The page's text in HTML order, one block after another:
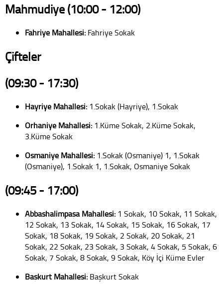
Mahmudiye (10:00 - 12:00)
Fahriye Mahallesi: Fahriye Sokak
Çifteler
(09:30 - 17:30)
Hayriye Mahallesi: 1.Sokak (Hayriye), 1.Sokak
Orhaniye Mahallesi: 1.Küme Sokak, 2.Küme Sokak,
3.Küme Sokak
Osmaniye Mahallesi: 1.Sokak (Osmaniye) 1, 1.Sokak
(Osmaniye), 1.Sokak 1, 1.Sokak, Osmaniye Sokak
(09:45 - 17:00)
Abbashalimpaşa Mahallesi: 1 Sokak, 10 Sokak, 11 Sokak,
12 Sokak, 13 Sokak, 14 Sokak, 15 Sokak, 16 Sokak, 17
Sokak, 18 Sokak, 19 Sokak, 2 Sokak, 20 Sokak, 21
Sokak, 22 Sokak, 23 Sokak, 3 Sokak, 4 Sokak, 5 Sokak, 6
Sokak, 7 Sokak, 8 Sokak, 9 Sokak, Köy İçi Küme Evler
Başkurt Mahallesi: Başkurt Sokak